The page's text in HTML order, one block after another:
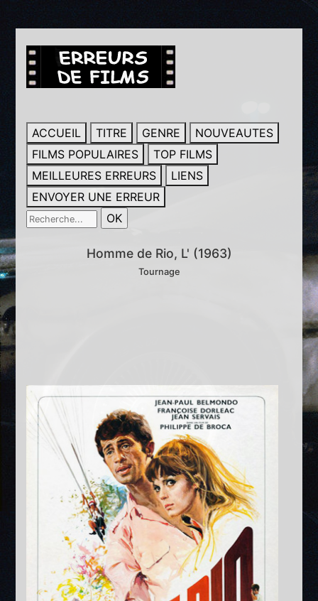
ACCUEIL TITRE GENRE
NOUVEAUTES
FILMS POPULAIRES
TOP FILMS
MEILLEURES ERREURS
LIENS
ENVOYER UNE ERREUR
Homme de Rio, L' (1963)
Tournage